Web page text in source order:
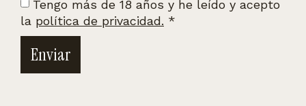
Tengo más de 18 años y he leído y acepto
la política de privacidad. *
Enviar